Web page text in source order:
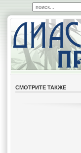
СМОТРИТЕ ТАКЖЕ